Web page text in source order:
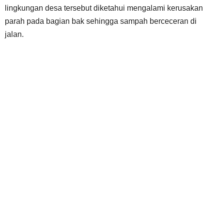
lingkungan desa tersebut diketahui mengalami kerusakan
parah pada bagian bak sehingga sampah berceceran di
jalan.